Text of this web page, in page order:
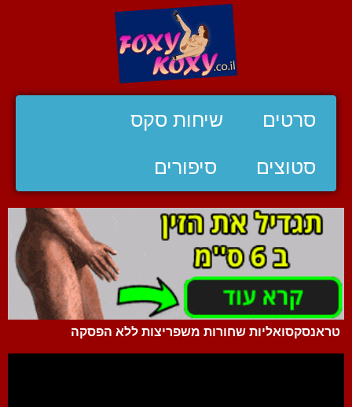
סרטים שיחות סקס
סטוצים סיפורים
טראנסקסואליות שחורות משפריצות ללא הפסקה